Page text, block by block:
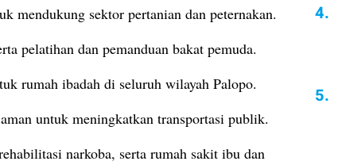
mendukung sektor pertanian dan peternakan.
pelatihan dan pemanduan bakat pemuda.
rumah ibadah di seluruh wilayah Palopo.
untuk meningkatkan transportasi publik.
narkoba, serta rumah sakit ibu dan
4.
5.